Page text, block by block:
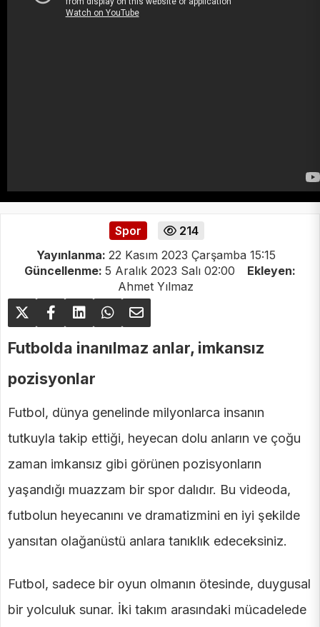
Spor
214
Yayınlanma: 22 Kasım 2023 Çarşamba 15:15
Güncellenme: 5 Aralık 2023 Salı 02:00
Ekleyen:
Ahmet Yılmaz
Futbolda inanılmaz anlar, imkansız
pozisyonlar
Futbol, dünya genelinde milyonlarca insanın
tutkuyla takip ettiği, heyecan dolu anların ve çoğu
zaman imkansız gibi görünen pozisyonların
yaşandığı muazzam bir spor dalıdır. Bu videoda,
futbolun heyecanını ve dramatizmini en iyi şekilde
yansıtan olağanüstü anlara tanıklık edeceksiniz.
Futbol, sadece bir oyun olmanın ötesinde, duygusal
bir yolculuk sunar. İki takım arasındaki mücadelede